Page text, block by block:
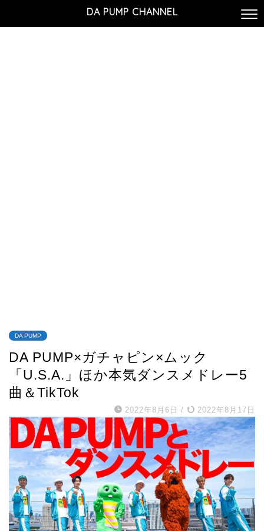
DA PUMP CHANNEL
DA PUMP
DA PUMP×ガチャピン×ムック
「U.S.A.」ほか本気ダンスメドレー5
曲＆TikTok
2022年8月6日 / 2022年8月17日